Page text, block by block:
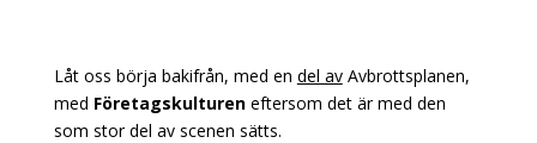
Låt oss börja bakifrån, med en del avAvbrottsplanen,
med Företagskultureneftersom det är med den
som stor del av scenen sätts.